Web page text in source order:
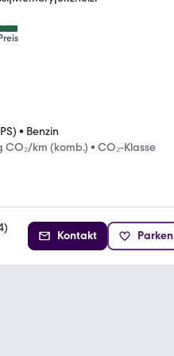
• Benzin
CO₂/km (komb.) • CO₂-Klasse
)
Kontakt Parken